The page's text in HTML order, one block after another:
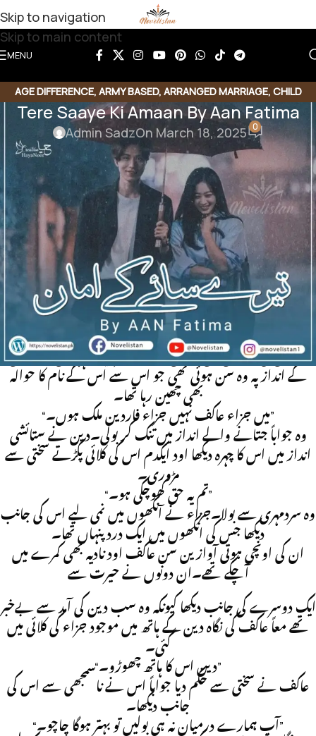
Skip to navigation
Skip to main content
MENU
AGE DIFFERENCE, ARMY BASED, ARRANGED MARRIAGE, CHILD
ABUSE,ROMANTIC URDU NOVEL,RUDE HERO BASED,STRONG
HEROIN
Tere Saaye Ki Amaan By Aan Fatima
Admin SadzOn March 18, 2025 0
Tere Saaye Ki Amaan By Aan
Fatima
Genre : Age difference based |Army based | child
abuse based | Romantic novel |Rude hero based
|Strong heroine based
وہ اس کی آنکھوں میں آنکھیں گاڑھے پتھریلے لہجے میں بولا۔اس
کے انداز پہ وہ سن ہوئی تھی جو اس سے اس کے نام کا حوالہ
بھی چھین رہا تھا۔
“میں جزاء عاکف نہیں جزاء فاردین ملک ہوں۔”
وہ جواباً جتانے والے انداز میں تنک کر بولی۔دین نے ستائشی
انداز میں اس کا چہرہ دیکھا اود ایکدم اس کی کلائی پکڑتے سختی سے
مڑوری۔
“تم یہ حق کھوچکی ہو۔”
وہ سردمہری سے بولا۔جزاء نے آنکھوں میں نمی لیے اس کی جانب
دیکھا جس کی انکھوں میں ایک درد پنہاں تھا۔
ان کی اونچی ہوتی آوازین سن عاکف اود نادیہ بھی کمرے میں
آچکے تھے۔ان دونوں نے حیرت سے
ایک دوسرے کی جانب دیکھا کیونکہ وہ سب دین کی آمد سے بےخبر
تھے معاً عاکف کی نگاہ دین کے ہاتھ میں موجود جزاء کی کلائی میں
گئی۔
“دین اس کا ہاتھ چھوڑو۔”
عاکف نے سختی سے حکم دیا جواباً اس نے ناسمجھی سے اس کی
جانب دیکھا۔
“آپ ہمارے درمیان نہ ہی بولیں تو بہتر ہوگا چاچو۔”